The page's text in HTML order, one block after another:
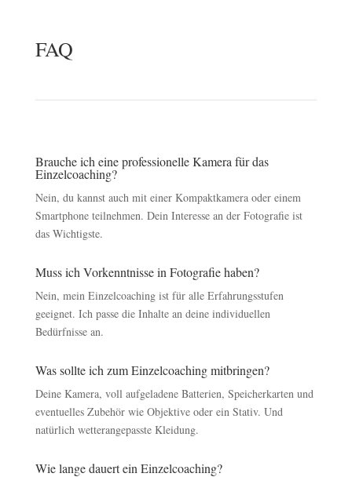
FAQ
Brauche ich eine professionelle Kamera für das
Einzelcoaching?
Nein, du kannst auch mit einer Kompaktkamera oder einem
Smartphone teilnehmen. Dein Interesse an der Fotografie ist
das Wichtigste.
Muss ich Vorkenntnisse in Fotografie haben?
Nein, mein Einzelcoaching ist für alle Erfahrungsstufen
geeignet. Ich passe die Inhalte an deine individuellen
Bedürfnisse an.
Was sollte ich zum Einzelcoaching mitbringen?
Deine Kamera, voll aufgeladene Batterien, Speicherkarten und
eventuelles Zubehör wie Objektive oder ein Stativ. Und
natürlich wetterangepasste Kleidung.
Wie lange dauert ein Einzelcoaching?